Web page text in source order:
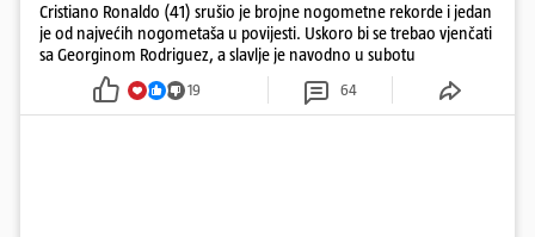
Cristiano Ronaldo (41) srušio je brojne nogometne rekorde i jedan
je od najvećih nogometaša u povijesti. Uskoro bi se trebao vjenčati
sa Georginom Rodriguez, a slavlje je navodno u subotu
19 64